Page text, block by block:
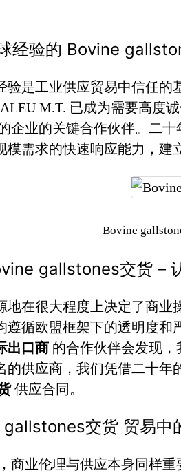
经验的 Bovine
验是工业供应贸易中信任的
M.T. 已成为需要高度
企业的关键合作伙伴。二
模需求的快速响应能力，建
Bovine
gallstones交货 –
地在很大程度上决定了商
遵循欧盟框架下的透明度和
出口商 的合作伙伴会发现，
的供应商，我们凭借二十年
供应合同。
交货 贸易中
商业伦理与供应本身同样